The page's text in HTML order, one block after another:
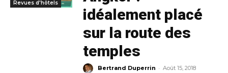
Revues d'hôtels
idéalement placé
sur la route des
temples
Bertrand Duperrin - Août 15, 2018